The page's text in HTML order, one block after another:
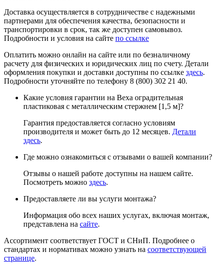
Доставка осуществляется в сотрудничестве с надежными
партнерами для обеспечения качества, безопасности и
транспортировки в срок, так же доступен самовывоз.
Подробности и условия на сайте по ссылке
Оплатить можно онлайн на сайте или по безналичному
расчету для физических и юридических лиц по счету. Детали
оформления покупки и доставки доступны по ссылке здесь.
Подробности уточняйте по телефону 8 (800) 302 21 40.
Какие условия гарантии на Веха оградительная
пластиковая с металлическим стержнем [1,5 м]?
Гарантия предоставляется согласно условиям
производителя и может быть до 12 месяцев. Детали
здесь.
Где можно ознакомиться с отзывами о вашей компании?
Отзывы о нашей работе доступны на нашем сайте.
Посмотреть можно здесь.
Предоставляете ли вы услуги монтажа?
Информация обо всех наших услугах, включая монтаж,
представлена на сайте.
Ассортимент соответствует ГОСТ и СНиП. Подробнее о
стандартах и нормативах можно узнать на соответствующей
странице.